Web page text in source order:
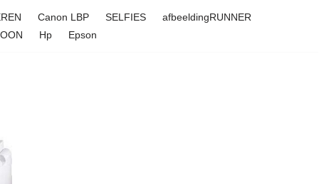
Canon LBP SELFIES
afbeeldingRUNNER
Hp Epson